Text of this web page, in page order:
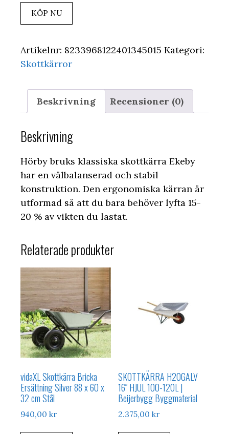
KÖP NU
Artikelnr: 8233968122401345015 Kategori:
Skottkärror
Beskrivning Recensioner (0)
Beskrivning
Hörby bruks klassiska skottkärra Ekeby
har en välbalanserad och stabil
konstruktion. Den ergonomiska kärran är
utformad så att du bara behöver lyfta 15-
20 % av vikten du lastat.
Relaterade produkter
vidaXL Skottkärra Bricka
Ersättning Silver 88 x 60 x
32 cm Stål
940,00 kr
SKOTTKÄRRA H20GALV
16″ HJUL 100-120L |
Beijerbygg Byggmaterial
2.375,00kr